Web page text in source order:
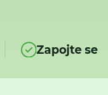
Zapojte se